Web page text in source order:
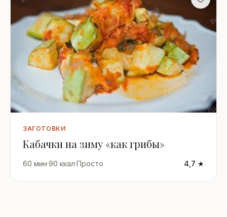
ЗАГОТОВКИ
Кабачки на зиму «как грибы»
60 мин·90 ккал·Просто 4,7 ★